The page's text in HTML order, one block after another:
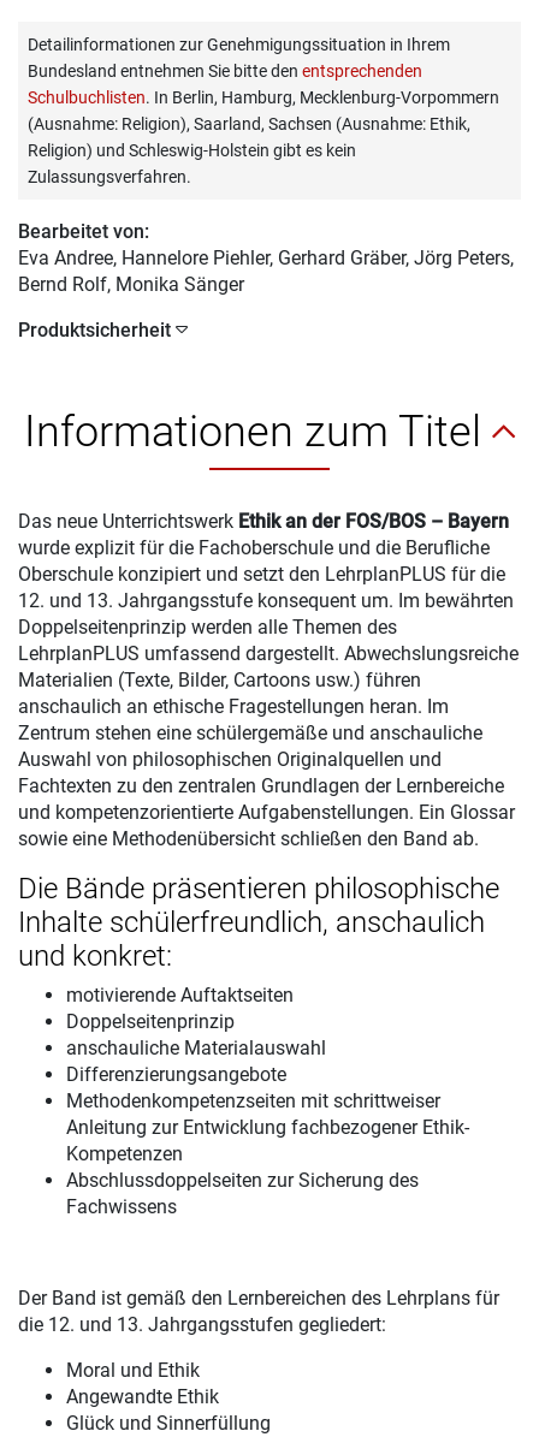
Detailinformationen zur Genehmigungssituation in Ihrem
Bundesland entnehmen Sie bitte den entsprechenden
Schulbuchlisten. In Berlin, Hamburg, Mecklenburg-Vorpommern
(Ausnahme: Religion), Saarland, Sachsen (Ausnahme: Ethik,
Religion) und Schleswig-Holstein gibt es kein
Zulassungsverfahren.
Bearbeitet von:
Eva Andree, Hannelore Piehler, Gerhard Gräber, Jörg Peters,
Bernd Rolf, Monika Sänger
Produktsicherheit
Informationen zum Titel
Das neue Unterrichtswerk Ethik an der FOS/BOS – Bayern
wurde explizit für die Fachoberschule und die Berufliche
Oberschule konzipiert und setzt den LehrplanPLUS für die
12. und 13. Jahrgangsstufe konsequent um. Im bewährten
Doppelseitenprinzip werden alle Themen des
LehrplanPLUS umfassend dargestellt. Abwechslungsreiche
Materialien (Texte, Bilder, Cartoons usw.) führen
anschaulich an ethische Fragestellungen heran. Im
Zentrum stehen eine schülergemäße und anschauliche
Auswahl von philosophischen Originalquellen und
Fachtexten zu den zentralen Grundlagen der Lernbereiche
und kompetenzorientierte Aufgabenstellungen. Ein Glossar
sowie eine Methodenübersicht schließen den Band ab.
Die Bände präsentieren philosophische
Inhalte schülerfreundlich, anschaulich
und konkret:
motivierende Auftaktseiten
Doppelseitenprinzip
anschauliche Materialauswahl
Differenzierungsangebote
Methodenkompetenzseiten mit schrittweiser
Anleitung zur Entwicklung fachbezogener Ethik-
Kompetenzen
Abschlussdoppelseiten zur Sicherung des
Fachwissens
Der Band ist gemäß den Lernbereichen des Lehrplans für
die 12. und 13. Jahrgangsstufen gegliedert:
Moral und Ethik
Angewandte Ethik
Glück und Sinnerfüllung